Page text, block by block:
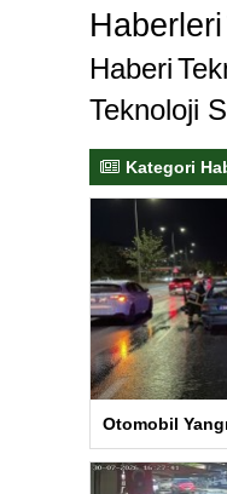
Haberleri
Haberi
Teknoloji
Kategori
Otomobil